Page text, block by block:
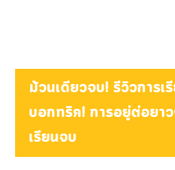
ม้วนเดียวจบ! รีวิวการ
บอกทริค! การอยู่ต่อยา
เรียนจบ